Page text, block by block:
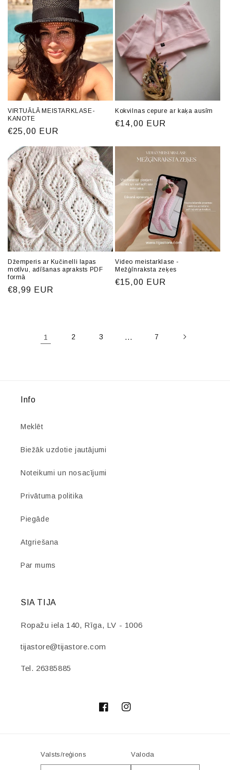
VIRTUĀLĀ MEISTARKLASE-
KANOTE
Parastā
€25,00 EUR
Kokvilnas cepure ar kaķa ausīm
Parastā
€14,00 EUR
Džemperis ar Kučinelli lapas
motīvu, adīšanas apraksts PDF
formā
Parastā
€8,99 EUR
Video meistarklase -
Mežģīnraksta zeķes
Parastā
€15,00 EUR
1 2 3 … 7
Info
Meklēt
Biežāk uzdotie jautājumi
Noteikumi un nosacījumi
Privātuma politika
Piegāde
Atgriešana
Par mums
SIA TIJA
Ropažu iela 140, Rīga, LV - 1006
tijastore@tijastore.com
Tel. 26385885
FacebookInstagram
Valsts/reģions Valoda